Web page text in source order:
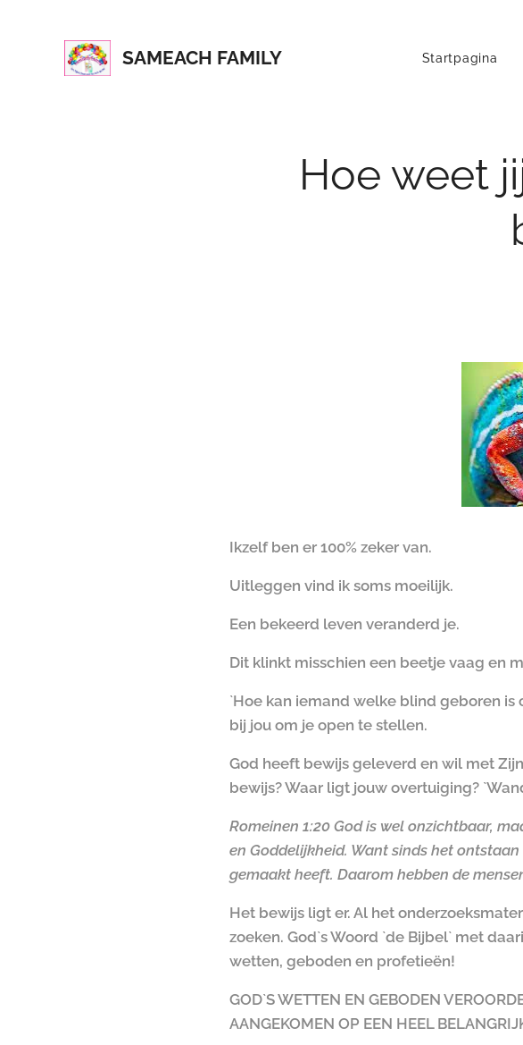
SAMEACH FAMILY Startpagina
Hoe weet
Ikzelf ben er 100% zeker van.
Uitleggen vind ik soms moeilijk.
Een bekeerd leven veranderd je.
Dit klinkt misschien een beetje vaag en
`Hoe kan iemand welke blind geboren
bij jou om je open te stellen.
God heeft bewijs geleverd en wil met
bewijs? Waar ligt jouw overtuiging?
Romeinen 1:20 God is wel onzichtbaar,
en Goddelijkheid. Want sinds het
gemaakt heeft. Daarom hebben de
Het bewijs ligt er. Al het
zoeken. God`s Woord `de Bijbel` met
wetten, geboden en profetieën!
GOD`S WETTEN EN GEBODEN
AANGEKOMEN OP EEN HEEL